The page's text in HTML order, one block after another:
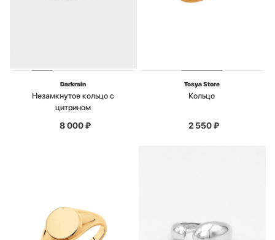
Darkrain
Незамкнутое кольцо с
цитрином
8 000₽
Tosya Store
Кольцо
2 550₽